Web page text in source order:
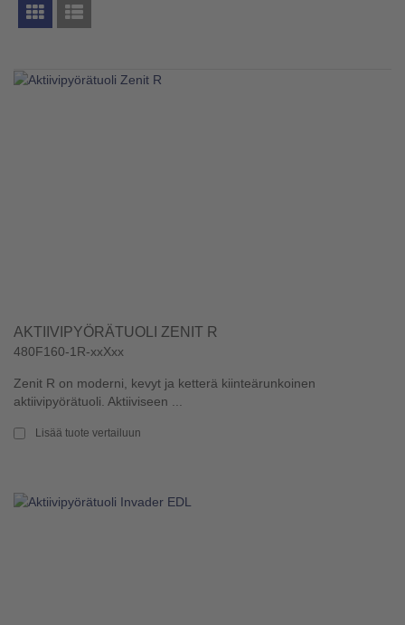
AKTIIVIPYÖRÄTUOLI ZENIT R
480F160-1R-xxXxx
Zenit R on moderni, kevyt ja ketterä kiinteärunkoinen
aktiivipyörätuoli. Aktiiviseen ...
Lisää tuote vertailuun